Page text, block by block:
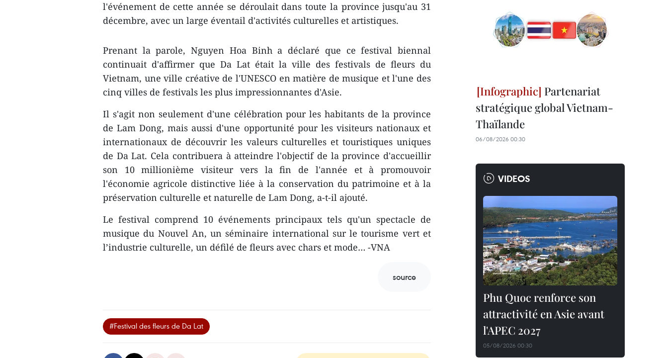
l'événement de cette année se déroulait dans toute la province jusqu'au 31
décembre, avec un large éventail d'activités culturelles et artistiques.
Prenant la parole, Nguyen Hoa Binh a déclaré que ce festival biennal
continuait d'affirmer que Da Lat était la ville des festivals de fleurs du
Vietnam, une ville créative de l'UNESCO en matière de musique et l'une des
cinq villes de festivals les plus impressionnantes d'Asie.
Il s'agit non seulement d'une célébration pour les habitants de la province
de Lam Dong, mais aussi d'une opportunité pour les visiteurs nationaux et
internationaux de découvrir les valeurs culturelles et touristiques uniques
de Da Lat. Cela contribuera à atteindre l'objectif de la province d'accueillir
son 10 millionième visiteur vers la fin de l'année et à promouvoir
l'économie agricole distinctive liée à la conservation du patrimoine et à la
préservation culturelle et naturelle de Lam Dong, a-t-il ajouté.
Le festival comprend 10 événements principaux tels qu'un spectacle de
musique du Nouvel An, un séminaire international sur le tourisme vert et
l’industrie culturelle, un défilé de fleurs avec chars et mode… -VNA
source
#Festival des fleurs de Da Lat
Partenariat
stratégique global Vietnam-
Thaïlande
06/08/2026 00:30
VIDEOS
Phu Quoc renforce son
attractivité en Asie avant
l'APEC 2027
05/08/2026 00:30